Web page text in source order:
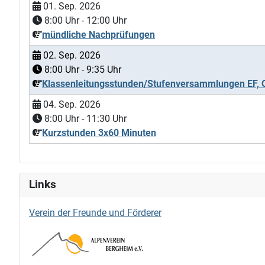
01. Sep. 2026
8:00 Uhr - 12:00 Uhr
mündliche Nachprüfungen
02. Sep. 2026
8:00 Uhr -9:35 Uhr
Klassenleitungsstunden/Stufenversammlungen EF,
04. Sep. 2026
8:00 Uhr - 11:30 Uhr
Kurzstunden 3x60 Minuten
Links
Verein der Freunde und Förderer